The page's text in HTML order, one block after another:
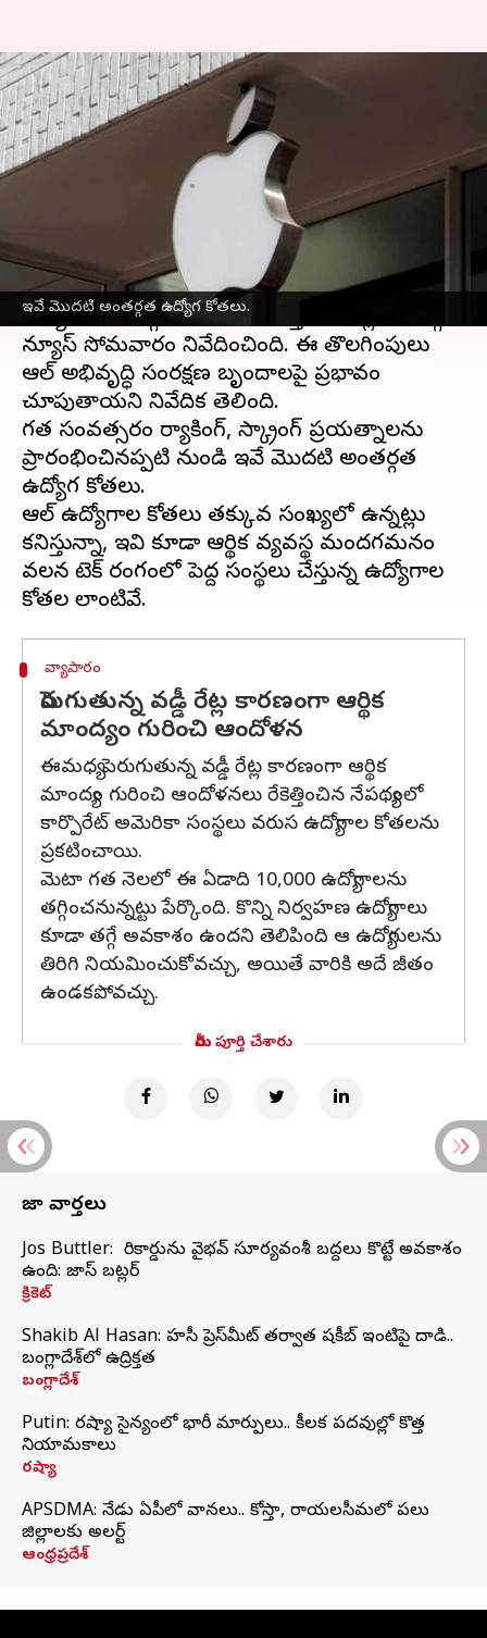
ఇవే మొదటి అంతర్గత ఉద్యోగ కోతలు.
కొన్ని టీమ్‌లలోని చిన్న సంఖ్యలో
ఉద్యోగాలను తగ్గించాలని
ఆలోచిస్తున్న ఆపిల్
Apr 04, 2023
ఈ వార్తాకథనం ఏంటి
ఆపిల్తన కార్పొరేట్ రిటైల్ టీమ్‌లలో తక్కువ సంఖ్యలో
ఉద్యోగాలను తగ్గించాలని ఆలోచిస్తుందని బ్లూమ్‌బెర్గ్
న్యూస్ సోమవారం నివేదించింది. ఈ తొలగింపులు
ఆపిల్ అభివృద్ధి సంరక్షణ బృందాలపై ప్రభావం
చూపుతాయని నివేదిక తెలిపింది.
గత సంవత్సరం ర్యాకింగ్, స్క్రాపింగ్ ప్రయత్నాలను
ప్రారంభించినప్పటి నుండి ఇవే మొదటి అంతర్గత
ఉద్యోగ కోతలు.
ఆపిల్ ఉద్యోగాల కోతలు తక్కువ సంఖ్యలో ఉన్నట్లు
కనిపిస్తున్నా, ఇవి కూడా ఆర్థిక వ్యవస్థ మందగమనం
వలన టెక్ రంగంలో పెద్ద సంస్థలు చేస్తున్న ఉద్యోగాల
వ్యాపారం
పెరుగుతున్న వడ్డీ రేట్ల కారణంగా ఆర్థిక
మాంద్యం గురించి ఆందోళన
ఈమధ్య పెరుగుతున్న వడ్డీ రేట్ల కారణంగా ఆర్థిక
మాంద్యం గురించి ఆందోళనలు రేకెత్తించిన నేపథ్యంలో
కార్పొరేట్ అమెరికా సంస్థలు వరుస ఉద్యోగాల కోతలను
ప్రకటించాయి.
మెటా గత నెలలో ఈ ఏడాది 10,000 ఉద్యోగాలను
తగ్గించనున్నట్టు పేర్కొంది. కొన్ని నిర్వహణ ఉద్యోగాలు
కూడా తగ్గే అవకాశం ఉందని తెలిపింది ఆ ఉద్యోగులను
తిరిగి నియమించుకోవచ్చు, అయితే వారికి అదే జీతం
ఉండకపోవచ్చు.
మీరు పూర్తి చేశారు
తాజా వార్తలు
Jos Buttler: నా రికార్డును వైభవ్ సూర్యవంశీ బద్దలు కొట్టే అవకాశం
ఉంది: జాస్ బట్లర్
క్రికెట్
Shakib Al Hasan: హసీనా ప్రెస్‌మీట్‌ తర్వాత షకీబ్‌ ఇంటిపై దాడి..
బంగ్లాదేశ్‌లో ఉద్రిక్తత
బంగ్లాదేశ్
Putin: రష్యా సైన్యంలో భారీ మార్పులు.. కీలక పదవుల్లో కొత్త
నియామకాలు
రష్యా
APSDMA: నేడు ఏపీలో వానలు.. కోస్తా, రాయలసీమలో పలు
జిల్లాలకు అలర్ట్
ఆంధ్రప్రదేశ్